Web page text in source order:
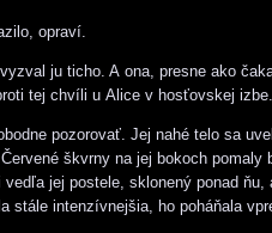
opraví.
vyzval ju ticho. A ona, presne ako
tej chvíli u Alice v hosťovskej
pozorovať. Jej nahé telo sa
škvrny na jej bokoch pomaly
jej postele, sklonený ponad
stále intenzívnejšia, ho poháňala